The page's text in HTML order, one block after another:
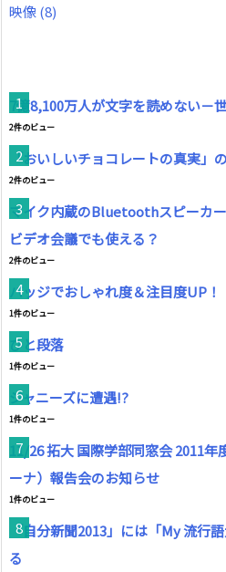
映像(8)
7億8,100万人が文字を読めない－
2件のビュー
「おいしいチョコレートの真実」
2件のビュー
マイク内蔵のBluetoothスピーカ
ビデオ会議でも使える？
2件のビュー
バッジでおしゃれ度＆注目度UP！
1件のビュー
ひと段落
1件のビュー
ジャニーズに遭遇!?
1件のビュー
11/26 拓大 国際学部同窓会 2011
ーナ）報告会のお知らせ
1件のビュー
「自分新聞2013」には「My 流行
る